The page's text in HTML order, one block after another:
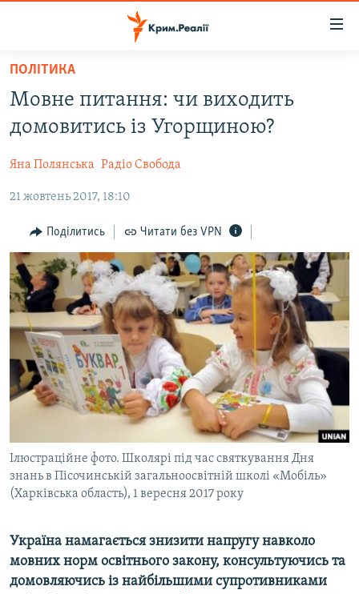
Перейти
основного
матеріалу
до
навігації
Перейти
пошуку
ПОЛІТИКА
БЛОГИ
ПОГЛЯД
ІНТЕРВ'Ю
ВСЕ ЗА ДЕНЬ
СПЕЦПРОЕКТИ
ДЕПОРТАЦІЯ
ВІДЕОУРОКИ «ELIFBE»
СВІДЧЕННЯ ОКУПАЦІЇ
ІНФОГРАФІКА
ЯК ОБІЙТИ БЛОКУВАННЯ
Русский
Qırımtatar
ДОЛУЧАЙСЯ!
Усі сайти RFE/RL
ПОЛІТИКА
Мовне питання: чи виходить
домовитись із Угорщиною?
Яна Полянська Радіо Свобода
21 жовтень 2017, 18:10
Поділитись Читати без VPN
Ілюстраційне фото. Школярі під час святкування Дня
знань в Пісочинській загальноосвітній школі «Мобіль»
(Харківська область), 1 вересня 2017 року
Україна намагається знизити напругу навколо
мовних норм освітнього закону, консультуючись та
домовляючись із найбільшими супротивниками